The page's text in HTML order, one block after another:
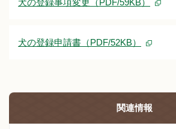
犬の登録申請書（PDF/52KB）
関連情報